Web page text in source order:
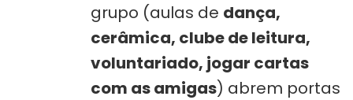
grupo (aulas de dança,
cerâmica, clube de leitura,
voluntariado, jogar cartas
com as amigas) abrem portas